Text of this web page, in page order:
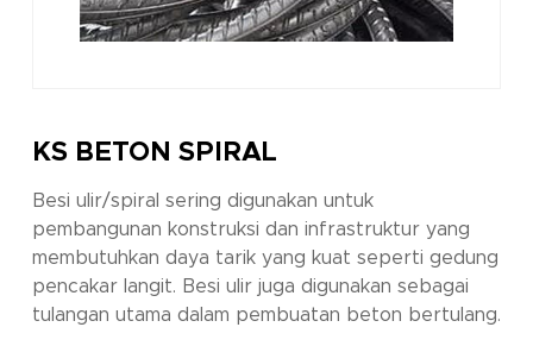
KS BETON SPIRAL
Besi ulir/spiral sering digunakan untuk
pembangunan konstruksi dan infrastruktur yang
membutuhkan daya tarik yang kuat seperti gedung
pencakar langit. Besi ulir juga digunakan sebagai
tulangan utama dalam pembuatan beton bertulang.